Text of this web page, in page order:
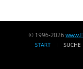
© 1996-2026
START SUCHE